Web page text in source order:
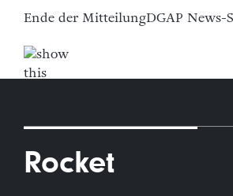
Ende der MitteilungDGAP News-
Rocket